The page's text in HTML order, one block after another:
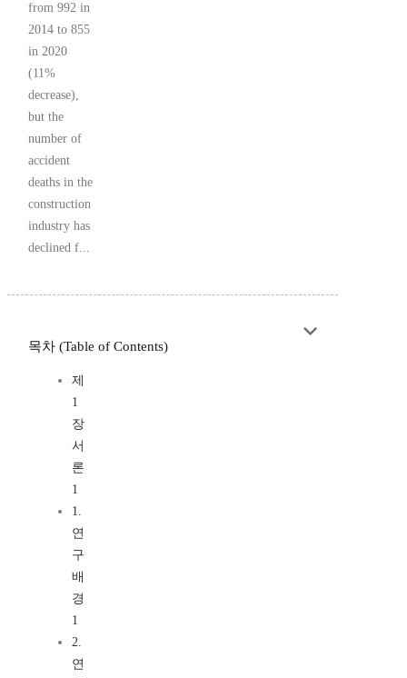
from 992 in
2014 to 855
in 2020
(11%
decrease),
but the
number of
accident
deaths in the
construction
industry has
declined f...
목차 (Table of Contents)
제
1
장
서
론
1
1.
연
구
배
경
1
2.
연